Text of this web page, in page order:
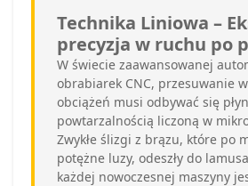
Technika Liniowa –
precyzja w ruchu po
W świecie zaawansowanej
obrabiarek CNC, przesuwanie
obciążeń musi odbywać się
powtarzalnością liczoną w
Zwykłe ślizgi z brązu, które po
potężne luzy, odeszły do
każdej nowoczesnej maszyny